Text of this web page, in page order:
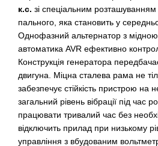
к.с. зі спеціальним
пального, яка становить у
Однофазний альтернатор з мідною
автоматика AVR ефективно
Конструкція генератора
двигуна. Міцна сталева рама не
забезпечує стійкість пристрою
загальний рівень вібрації під
працювати тривалий час без
відключить прилад при низькому
управління з вбудованим